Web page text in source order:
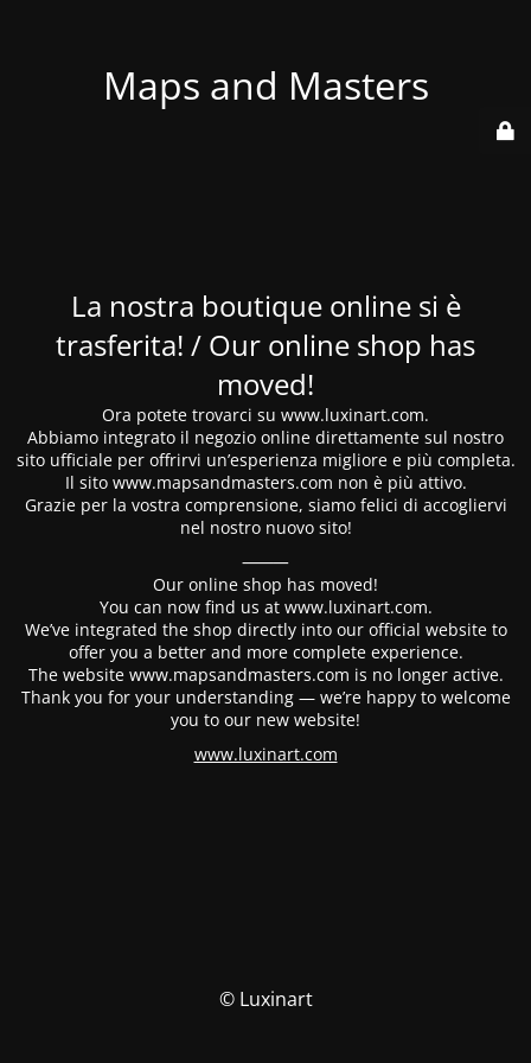
Maps and Masters
La nostra boutique online si è
trasferita! / Our online shop has
moved!
Ora potete trovarci su www.luxinart.com.
Abbiamo integrato il negozio online direttamente sul nostro
sito ufficiale per offrirvi un’esperienza migliore e più completa.
Il sito www.mapsandmasters.com non è più attivo.
Grazie per la vostra comprensione, siamo felici di accogliervi
nel nostro nuovo sito!
⸻
Our online shop has moved!
You can now find us at www.luxinart.com.
We’ve integrated the shop directly into our official website to
offer you a better and more complete experience.
The website www.mapsandmasters.com is no longer active.
Thank you for your understanding — we’re happy to welcome
you to our new website!
www.luxinart.com
© Luxinart